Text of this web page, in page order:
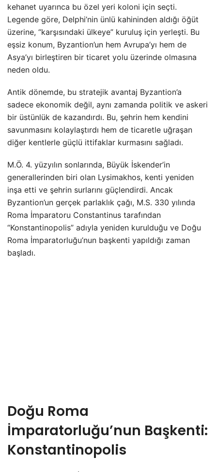
kehanet uyarınca bu özel yeri koloni için seçti.
Legende göre, Delphi’nin ünlü kahininden aldığı öğüt
üzerine, “karşısındaki ülkeye” kuruluş için yerleşti. Bu
eşsiz konum, Byzantion’un hem Avrupa’yı hem de
Asya’yı birleştiren bir ticaret yolu üzerinde olmasına
neden oldu.
Antik dönemde, bu stratejik avantaj Byzantion’a
sadece ekonomik değil, aynı zamanda politik ve askeri
bir üstünlük de kazandırdı. Bu, şehrin hem kendini
savunmasını kolaylaştırdı hem de ticaretle uğraşan
diğer kentlerle güçlü ittifaklar kurmasını sağladı.
M.Ö. 4. yüzyılın sonlarında, Büyük İskender’in
generallerinden biri olan Lysimakhos, kenti yeniden
inşa etti ve şehrin surlarını güçlendirdi. Ancak
Byzantion’un gerçek parlaklık çağı, M.S. 330 yılında
Roma İmparatoru Constantinus tarafından
“Konstantinopolis” adıyla yeniden kurulduğu ve Doğu
Roma İmparatorluğu’nun başkenti yapıldığı zaman
başladı.
Doğu Roma
İmparatorluğu’nun Başkenti:
Konstantinopolis